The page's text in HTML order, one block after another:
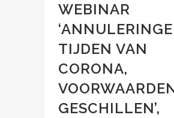
WEBINAR
TIJDEN VAN
CORONA,
GESCHILLEN’,